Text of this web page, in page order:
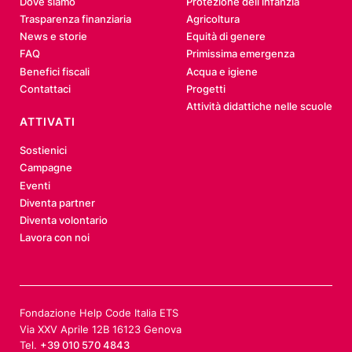
Trasparenza finanziaria
News e storie
FAQ
Benefici fiscali
Contattaci
Agricoltura
Equità di genere
Primissima emergenza
Acqua e igiene
Progetti
Attività didattiche nelle scuole
ATTIVATI
Sostienici
Campagne
Eventi
Diventa partner
Diventa volontario
Lavora con noi
Fondazione Help Code Italia ETS
Via XXV Aprile 12B 16123 Genova
Tel. +39 010 570 4843